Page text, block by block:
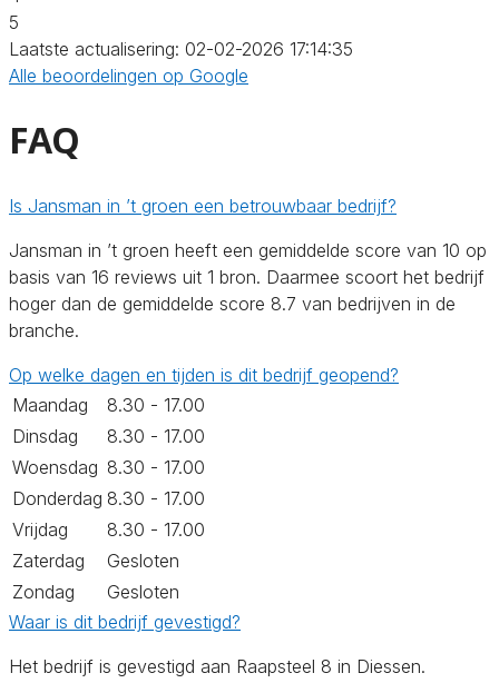
5
Laatste actualisering: 02-02-2026 17:14:35
Alle beoordelingen op Google
FAQ
Is Jansman in ’t groen een betrouwbaar bedrijf?
Jansman in ’t groen heeft een gemiddelde score van 10 op
basis van 16 reviews uit 1 bron. Daarmee scoort het bedrijf
hoger dan de gemiddelde score 8.7 van bedrijven in de
branche.
Op welke dagen en tijden is dit bedrijf geopend?
Maandag
8.30 - 17.00
Dinsdag
8.30 - 17.00
Woensdag 8.30 - 17.00
Donderdag 8.30 - 17.00
Vrijdag
8.30 - 17.00
Zaterdag
Gesloten
Zondag
Gesloten
Waar is dit bedrijf gevestigd?
Het bedrijf is gevestigd aan Raapsteel 8 in Diessen.